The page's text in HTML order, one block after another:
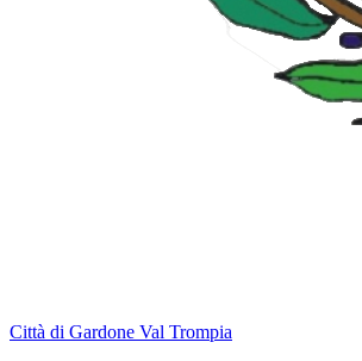
Città di Gardone Val Trompia